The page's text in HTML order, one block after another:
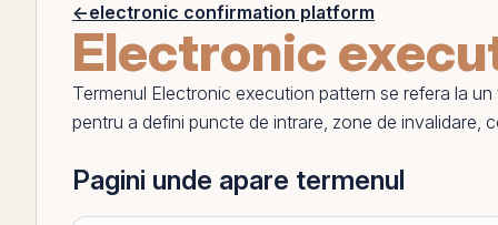
←electronic confirmation platform
Electronic
Termenul Electronic execution pattern se refera la
pentru a defini puncte de intrare, zone de invalidare,
Pagini unde apare termenul